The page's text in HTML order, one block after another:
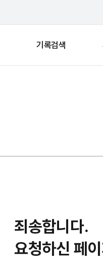
기록검색
죄송합니다.
요청하신 페